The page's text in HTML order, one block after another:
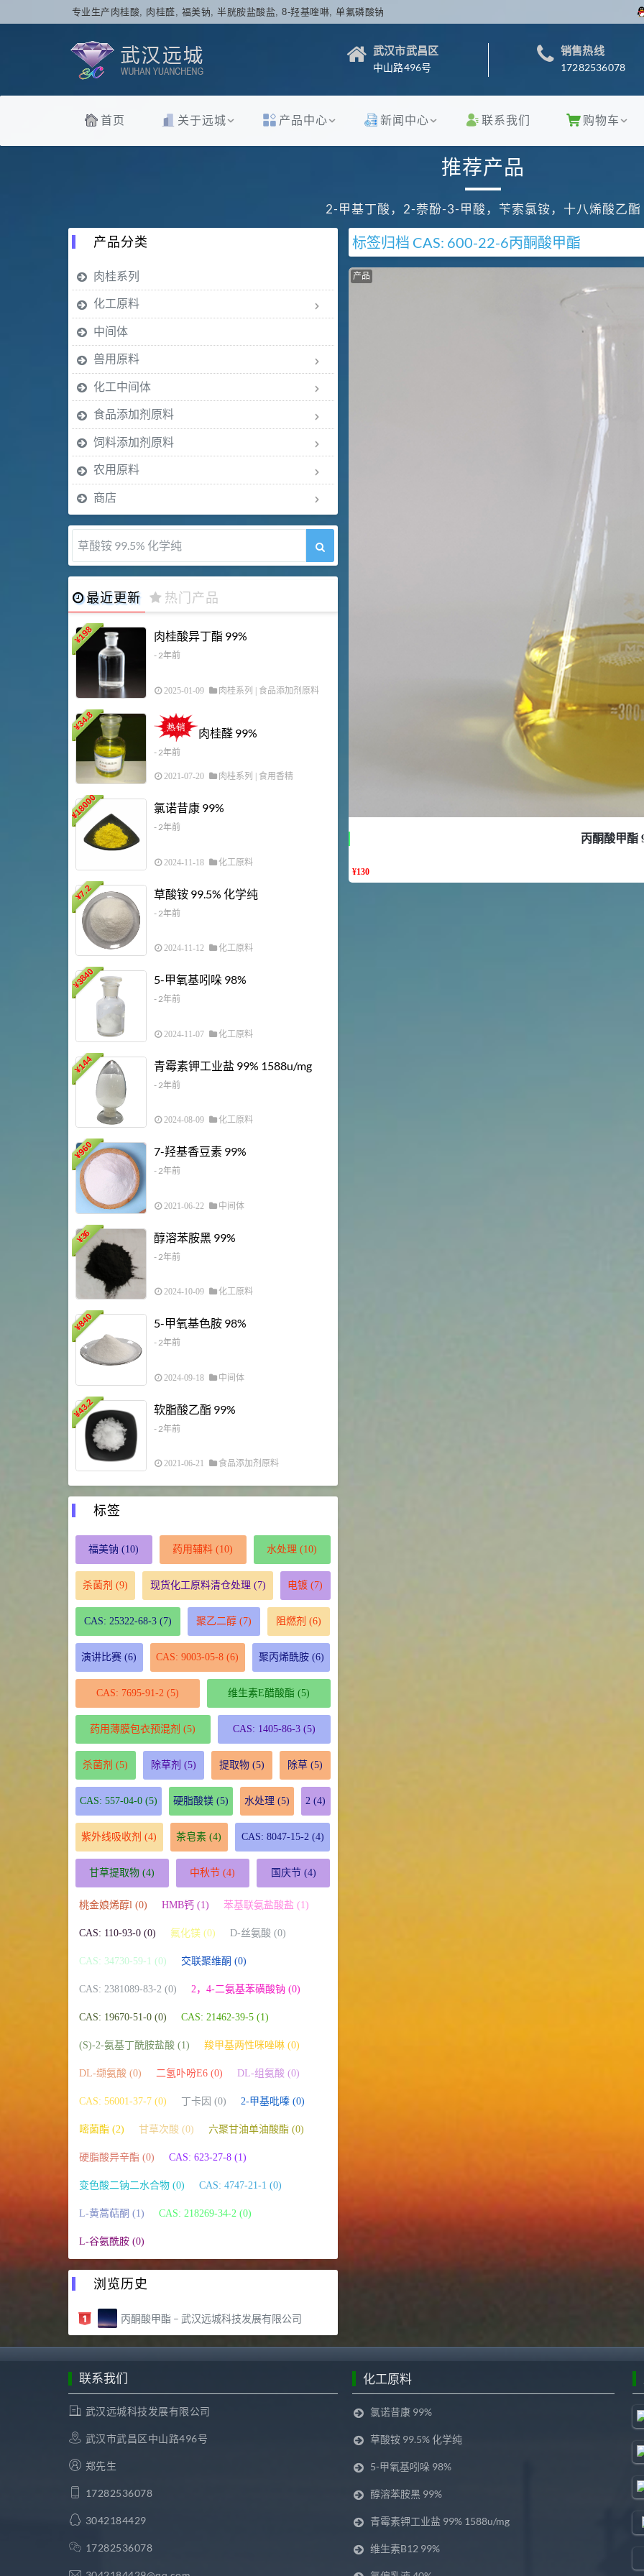
专业生产肉桂酸, 肉桂醛, 福美钠, 半胱胺盐酸盐, 8-羟基喹啉, 单氟磷酸钠
武汉市武昌区
中山路496号
销售热线
17282536078
首页 关于远城 产品中心 新闻中心 联系我们 购物车
推荐产品
2-甲基丁酸，2-萘酚-3-甲酸，苄索氯铵，十八烯酸乙酯
标签归档 CAS: 600-22-6丙酮酸甲酯
产品
丙酮酸甲酯
¥130
产品分类
肉桂系列
化工原料
中间体
兽用原料
化工中间体
食品添加剂原料
饲料添加剂原料
农用原料
商店
5-甲氧基吲哚 98%
最近更新 热门产品
¥
198 肉桂酸异丁酯 99%
- 2年前
2025-01-09 肉桂系列 | 食品添加剂原料
¥
34.8
肉桂醛 99%
- 2年前
2021-07-20 肉桂系列 食用香精
¥
18000 氯诺昔康 99%
- 2年前
2024-11-18 化工原料
¥
7.2 草酸铵 99.5% 化学纯
- 2年前
2024-11-12 化工原料
¥
3840 5-甲氧基吲哚 98%
- 2年前
2024-11-07 化工原料
¥
144 青霉素钾工业盐 99% 1588u/mg
- 2年前
2024-08-09 化工原料
¥
960 7-羟基香豆素 99%
- 2年前
2021-06-22 中间体
¥
36 醇溶苯胺黑 99%
- 2年前
2024-10-09 化工原料
¥
840 5-甲氧基色胺 98%
- 2年前
2024-09-18 中间体
¥
43.2 软脂酸乙酯 99%
- 2年前
2021-06-21 食品添加剂原料
饲料添加剂原料
乙酸橙花酯 99%
标签
福美钠 (10) 药用辅料 (10) 水处理 (10)
杀菌剂 (9) 现货化工原料清仓处理 (7) 电镀 (7)
CAS: 25322-68-3(7) 聚乙二醇(7) 阻燃剂 (6)
演讲比赛 (6) CAS: 9003-05-8 (6) 聚丙烯酰胺(6)
CAS: 7695-91-2(5) 维生素E醋酸酯 (5)
药用薄膜包衣预混剂 (5) CAS: 1405-86-3(5)
杀菌剂 (5) 除草剂 (5) 提取物(5) 除草(5)
CAS: 557-04-0(5) 硬脂酸镁(5) 水处理 (5) 2 (4)
紫外线吸收剂 (4) 茶皂素 (4) CAS: 8047-15-2(4)
甘草提取物 (4) 中秋节 (4) 国庆节(4)
桃金娘烯醇l (0) HMB钙 (1) 苯基联氨盐酸盐 (1)
CAS: 110-93-0 (0) 氟化镁 (0) D-丝氨酸 (0)
CAS: 34730-59-1 (0) 交联聚维酮 (0)
CAS: 2381089-83-2 (0) 2，4-二氨基苯磺酸钠 (0)
CAS: 19670-51-0 (0) CAS: 21462-39-5 (1)
(S)-2-氨基丁酰胺盐酸 (1) 羧甲基两性咪唑啉 (0)
DL-缬氨酸 (0) 二氢卟吩E6 (0) DL-组氨酸 (0)
CAS: 56001-37-7 (0) 丁卡因 (0) 2-甲基吡嗪 (0)
嘧菌酯 (2) 甘草次酸 (0) 六聚甘油单油酸酯 (0)
硬脂酸异辛酯 (0) CAS: 623-27-8 (1)
变色酸二钠二水合物 (0) CAS: 4747-21-1 (0)
L-黄蒿萜酮 (1) CAS: 218269-34-2 (0)
L-谷氨酰胺 (0)
浏览历史
丙酮酸甲酯 – 武汉远城科技发展有限公司
联系我们
武汉远城科技发展有限公司
武汉市武昌区中山路496号
郑先生
17282536078
3042184429
17282536078
化工原料
氯诺昔康 99%
草酸铵 99.5% 化学纯
5-甲氧基吲哚 98%
醇溶苯胺黑 99%
青霉素钾工业盐 99% 1588u/mg
维生素B12 99%